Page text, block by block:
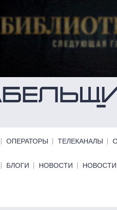
ОПЕРАТОРЫ ТЕЛЕКАНАЛЫ
bottom
БЛОГИ НОВОСТИ